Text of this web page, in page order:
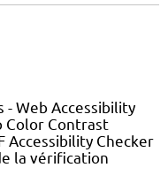
- Web Accessibility
Color Contrast
Accessibility Checker
la vérification